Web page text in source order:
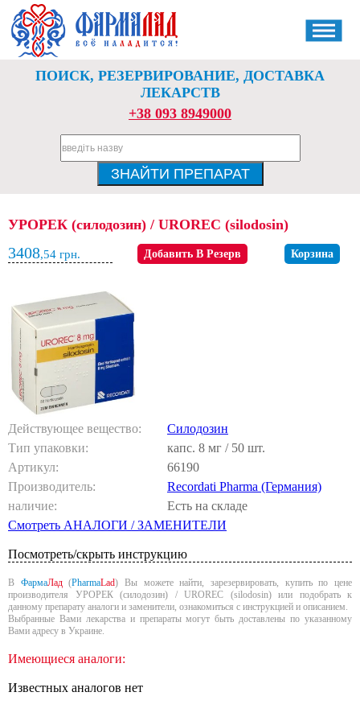
ПОИСК, РЕЗЕРВИРОВАНИЕ, ДОСТАВКА
ЛЕКАРСТВ
+38 093 8949000
УРОРЕК (силодозин) / UROREC (silodosin)
3408,54 грн. Добавить В Резерв Корзина
Действующее вещество:
Силодозин
Тип упаковки:
капс. 8 мг / 50 шт.
Артикул:
66190
Производитель:
Recordati Pharma (Германия)
наличие:
Есть на складе
Смотреть АНАЛОГИ / ЗАМЕНИТЕЛИ
Посмотреть/скрыть инструкцию
В ФармаЛад(PharmaLad) Вы можете найти, зарезервировать, купить по цене
производителя УРОРЕК (силодозин) / UROREC (silodosin) или подобрать к
данному препарату аналоги и заменители, ознакомиться с инструкцией и описанием.
Выбранные Вами лекарства и препараты могут быть доставлены по указанному
Вами адресу в Украине.
Имеющиеся аналоги:
Известных аналогов нет